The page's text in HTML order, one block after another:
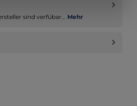
sind verfübar... Mehr